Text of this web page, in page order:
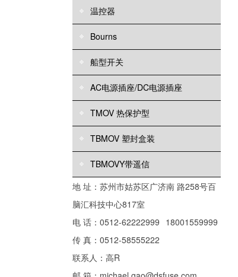
温控器
Bourns
船型开关
AC电源插座/DC电源插座
TMOV 热保护型
TBMOV 塑封盒装
TBMOVY带遥信
地 址：苏州市姑苏区广济南 路258号百
脑汇科技中心817室
电 话：0512-62222999 18001559999
传 真：0512-58555222
联系人：高R